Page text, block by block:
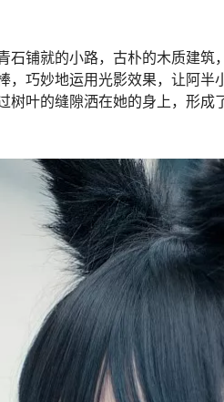
石铺就的小路，古朴的木质建
，巧妙地运用光影效果，让阿
树叶的缝隙洒在她的身上，形